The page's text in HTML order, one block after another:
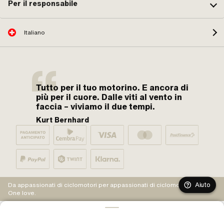
Per il responsabile
Italiano
Tutto per il tuo motorino. E ancora di
più per il cuore. Dalle viti al vento in
faccia – viviamo il due tempi.
Kurt Bernhard
Da appassionati di ciclomotori per appassionati di ciclomotori.
One love.
Aiuto